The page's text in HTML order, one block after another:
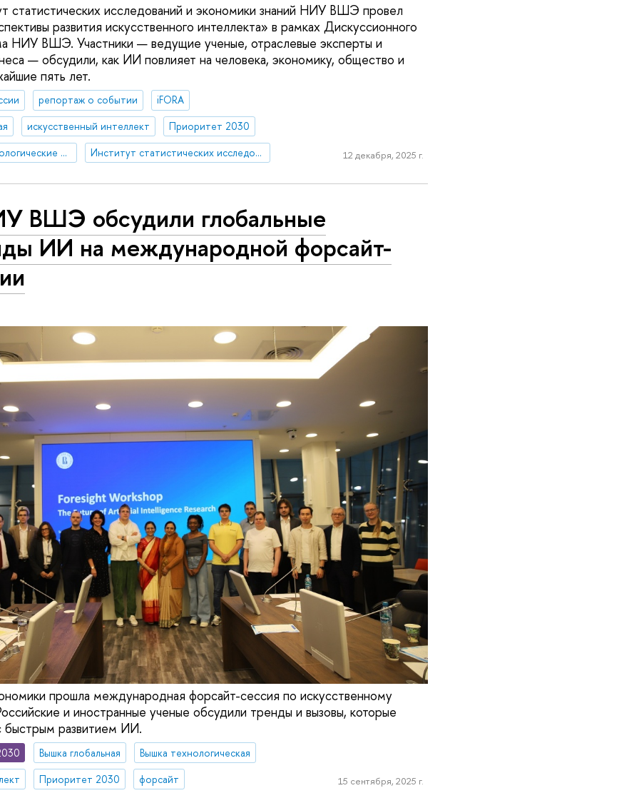
статистических исследований и экономики знаний НИУ ВШЭ провел
развития искусственного интеллекта» в рамках Дискуссионного
НИУ ВШЭ. Участники — ведущие ученые, отраслевые эксперты и
— обсудили, как ИИ повлияет на человека, экономику, общество и
пять лет.
репортаж о событии
iFORA
искусственный интеллект
Приоритет 2030
Стратегические технологические проекты
Институт статистических исследований и экономики знаний 12 декабря, 2025 г.
ВШЭ обсудили глобальные
ИИ на международной форсайт-
прошла международная форсайт-сессия по искусственному
и иностранные ученые обсудили тренды и вызовы, которые
быстрым развитием ИИ.
Вышка глобальная
Вышка технологическая
Приоритет 2030 форсайт 15 сентября, 2025 г.